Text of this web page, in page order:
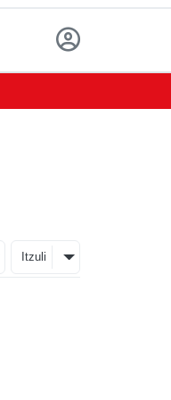
Itzuli